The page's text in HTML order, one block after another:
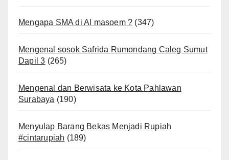
Mengapa SMA di Al masoem ? (347)
Mengenal sosok Safrida Rumondang Caleg Sumut
Dapil 3 (265)
Mengenal dan Berwisata ke Kota Pahlawan
Surabaya (190)
Menyulap Barang Bekas Menjadi Rupiah
#cintarupiah (189)